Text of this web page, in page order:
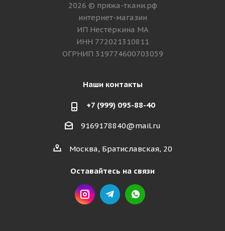
2026 © пряжа-ткани.рф
интернет-магазин
ИП Нестёркина МА
ИНН 772021310811
ОГРНИП 319774600703059
Наши контакты
+7 (999) 095-88-40
9169178840@mail.ru
Москва, Братиславская, 20
Оставайтесь на связи